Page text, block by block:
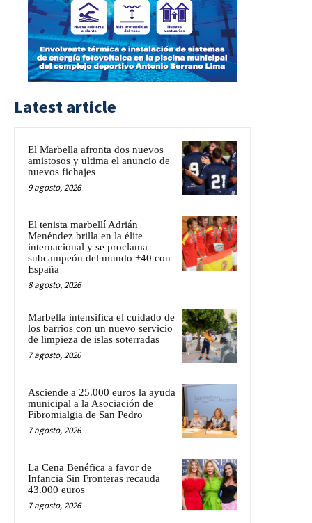
Latest article
El Marbella afronta dos nuevos
amistosos y ultima el anuncio de
nuevos fichajes
9 agosto, 2026
El tenista marbellí Adrián
Menéndez brilla en la élite
internacional y se proclama
subcampeón del mundo +40 con
España
8 agosto, 2026
Marbella intensifica el cuidado de
los barrios con un nuevo servicio
de limpieza de islas soterradas
7 agosto, 2026
Asciende a 25.000 euros la ayuda
municipal a la Asociación de
Fibromialgia de San Pedro
7 agosto, 2026
La Cena Benéfica a favor de
Infancia Sin Fronteras recauda
43.000 euros
7 agosto, 2026